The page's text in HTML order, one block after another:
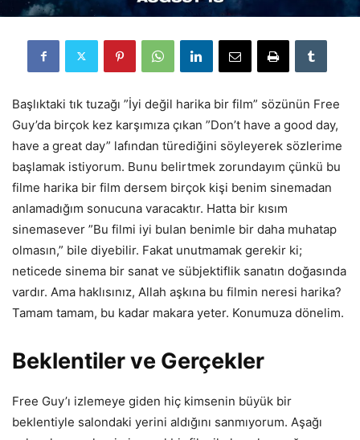
Başlıktaki tık tuzağı ”İyi değil harika bir film” sözünün Free
Guy’da birçok kez karşımıza çıkan ”Don’t have a good day,
have a great day” lafından türediğini söyleyerek sözlerime
başlamak istiyorum. Bunu belirtmek zorundayım çünkü bu
filme harika bir film dersem birçok kişi benim sinemadan
anlamadığım sonucuna varacaktır. Hatta bir kısım
sinemasever ”Bu filmi iyi bulan benimle bir daha muhatap
olmasın,” bile diyebilir. Fakat unutmamak gerekir ki;
neticede sinema bir sanat ve sübjektiflik sanatın doğasında
vardır. Ama haklısınız, Allah aşkına bu filmin neresi harika?
Tamam tamam, bu kadar makara yeter. Konumuza dönelim.
Beklentiler ve Gerçekler
Free Guy’ı izlemeye giden hiç kimsenin büyük bir
beklentiyle salondaki yerini aldığını sanmıyorum. Aşağı